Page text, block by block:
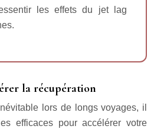
les effets du jet lag
la récupération
lors de longs voyages, il
efficaces pour accélérer votre